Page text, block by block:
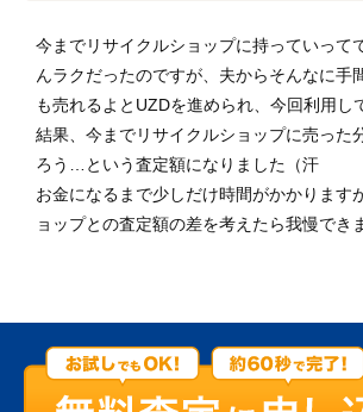
今までリサイクルショップに持っていって
んラクだったのですが、夫からそんなに手
も売れるよとUZDを進められ、今回利用し
結果、今までリサイクルショップに売った
ろう…という査定額になりました（汗
お金になるまで少しだけ時間がかかります
ョップとの査定額の差を考えたら我慢でき